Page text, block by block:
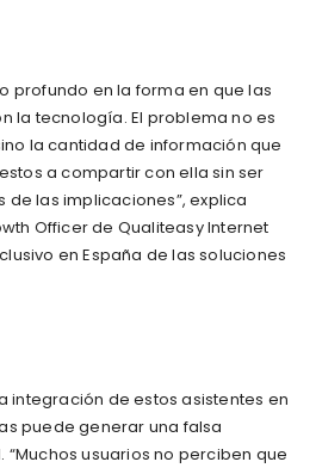
profundo en la forma en que las
la tecnología. El problema no es
la cantidad de información que
a compartir con ella sin ser
las implicaciones”, explica
Officer de Qualiteasy Internet
en España de las soluciones
integración de estos asistentes en
puede generar una falsa
usuarios no perciben que